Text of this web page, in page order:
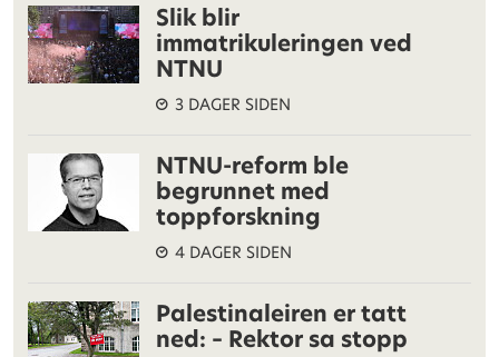
Slik blir
immatrikuleringen ved
NTNU
3 DAGER SIDEN
NTNU-reform ble
begrunnet med
toppforskning
4 DAGER SIDEN
Palestinaleiren er tatt
ned: – Rektor sa stopp